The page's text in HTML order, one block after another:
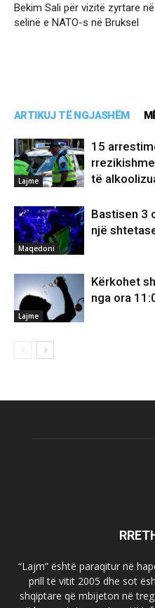
Bekim Sali për vizitë zyrtare në
selinë e NATO-s në Bruksel
ARTIKUJ TË NGJASHËM
Lajme
15
të
Maqedoni
Bastisen 3
një
Lajme
Kërkohet
nga ora
“Lajm” është paraqitur në
prill të vitit 2005 dhe sot
shqiptare që mbijeton në